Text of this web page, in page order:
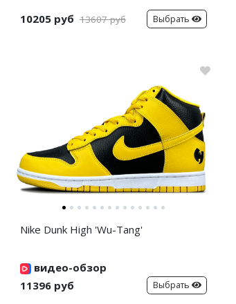
10205 руб 13607 руб Выбрать
Nike Dunk High 'Wu-Tang'
видео-обзор
11396 руб
Выбрать